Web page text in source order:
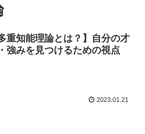
多重知能理論とは？】自分の才
強みを見つけるための視点
2023.01.21